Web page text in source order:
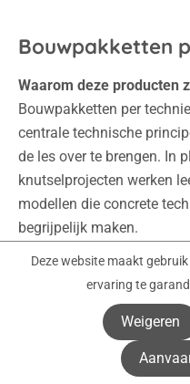
Bouwpakketten
Waarom deze producten
Bouwpakketten per
centrale technische
de les over te brengen. In
knutselprojecten werken
modellen die concrete
begrijpelijk maken.
juiste materiaal kan direct
lesonderwerp worden
draad tussen het
Deze website maakt
ervaring te
Weigeren